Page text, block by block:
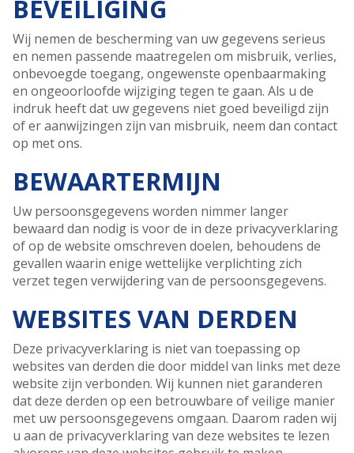
BEVEILIGING
Wij nemen de bescherming van uw gegevens serieus
en nemen passende maatregelen om misbruik, verlies,
onbevoegde toegang, ongewenste openbaarmaking
en ongeoorloofde wijziging tegen te gaan. Als u de
indruk heeft dat uw gegevens niet goed beveiligd zijn
of er aanwijzingen zijn van misbruik, neem dan contact
op met ons.
BEWAARTERMIJN
Uw persoonsgegevens worden nimmer langer
bewaard dan nodig is voor de in deze privacyverklaring
of op de website omschreven doelen, behoudens de
gevallen waarin enige wettelijke verplichting zich
verzet tegen verwijdering van de persoonsgegevens.
WEBSITES VAN DERDEN
Deze privacyverklaring is niet van toepassing op
websites van derden die door middel van links met deze
website zijn verbonden. Wij kunnen niet garanderen
dat deze derden op een betrouwbare of veilige manier
met uw persoonsgegevens omgaan. Daarom raden wij
u aan de privacyverklaring van deze websites te lezen